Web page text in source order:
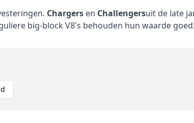
Chargers en Challengersuit de late
big-block V8's behouden hun waarde goed.